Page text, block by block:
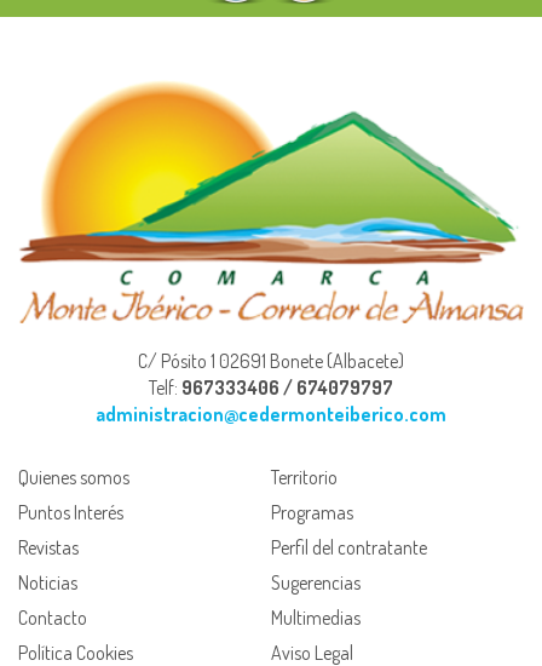
C/ Pósito 1 02691 Bonete (Albacete)
Telf: 967333406 / 674079797
administracion@cedermonteiberico.com
Quienes somos
Territorio
Puntos Interés
Programas
Revistas
Perfil del contratante
Noticias
Sugerencias
Contacto
Multimedias
Política Cookies
Aviso Legal